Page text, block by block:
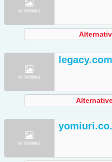
legacy.com